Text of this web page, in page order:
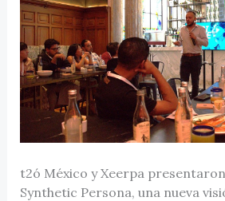
t2ó México y Xeerpa
Synthetic Persona, una nueva